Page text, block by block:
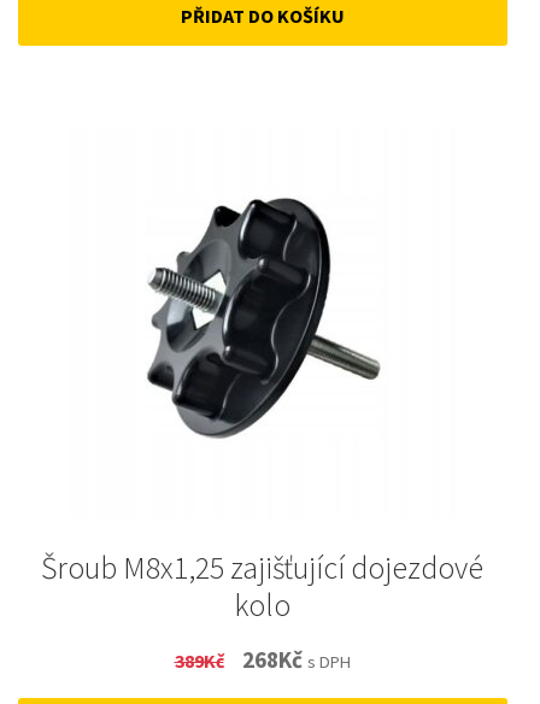
was:
is:
PŘIDAT DO KOŠÍKU
Šroub M8x1,25 zajišťující dojezdové
kolo
389Kč
Original
price
268KčCurrent
price
s DPH